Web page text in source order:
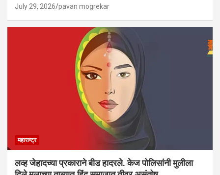
July 29, 2026 pavan mogrekar
महाराष्ट्र
लव्ह जेहादच्या प्रकाराने बीड हादरले. केज पोलिसांनी मुलीला